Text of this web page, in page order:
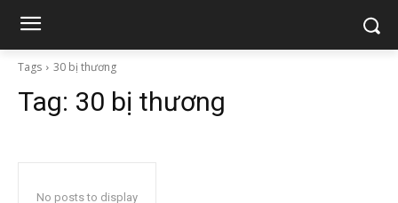
Tags 30 bị thương
Tag: 30 bị thương
No posts to display